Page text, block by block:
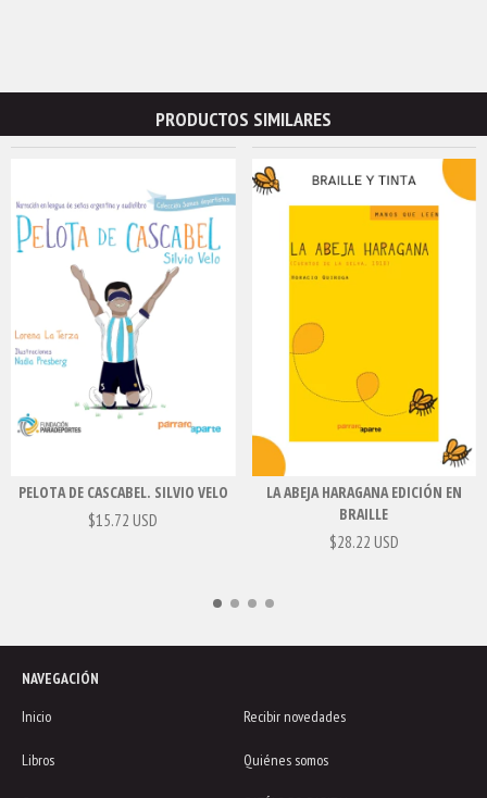
PRODUCTOS SIMILARES
PELOTA DE CASCABEL. SILVIO VELO
$15.72 USD
LA ABEJA HARAGANA EDICIÓN EN
BRAILLE
$28.22 USD
NAVEGACIÓN
Inicio
Recibir novedades
Libros Quiénes somos